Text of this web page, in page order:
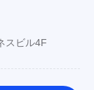
スビル4F